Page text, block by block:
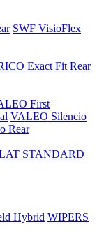
SWF VisioFlex
Exact Fit Rear
First
VALEO Silencio
Rear
STANDARD
Hybrid WIPERS